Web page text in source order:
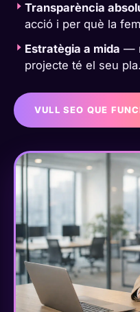
Transparència
acció i per què la
Estratègia a mida —
projecte té el seu pla.
VULL SEO QUE